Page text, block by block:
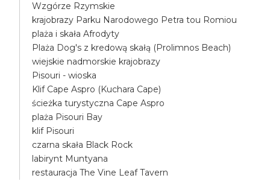
Wzgórze Rzymskie
krajobrazy Parku Narodowego Petra tou Romiou
plaża i skała Afrodyty
Plaża Dog's z kredową skałą (Prolimnos Beach)
wiejskie nadmorskie krajobrazy
Pisouri - wioska
Klif Cape Aspro (Kuchara Cape)
ścieżka turystyczna Cape Aspro
plaża Pisouri Bay
klif Pisouri
czarna skała Black Rock
labirynt Muntyana
restauracja The Vine Leaf Tavern